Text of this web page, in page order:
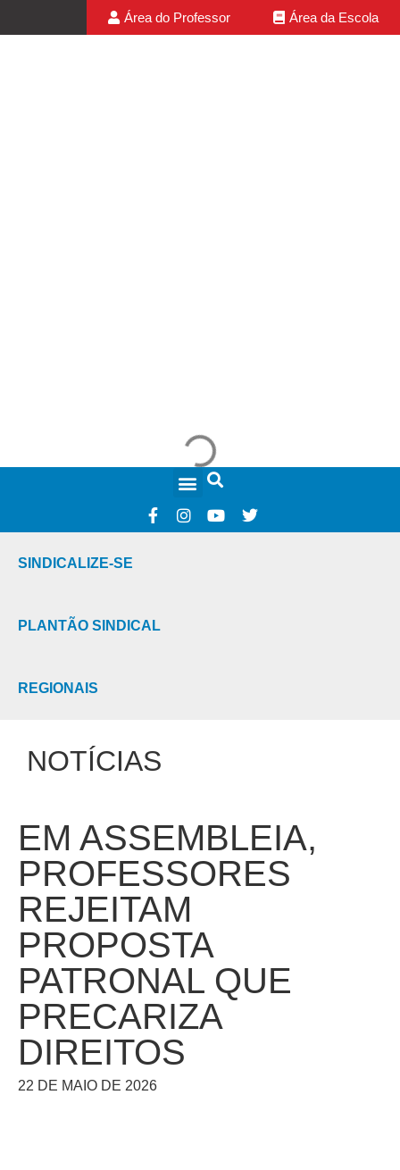
Área do Professor Área da Escola
SINDICALIZE-SE
PLANTÃO SINDICAL
REGIONAIS
NOTÍCIAS
EM ASSEMBLEIA,
PROFESSORES
REJEITAM
PROPOSTA
PATRONAL QUE
PRECARIZA
DIREITOS
22 DE MAIO DE 2026